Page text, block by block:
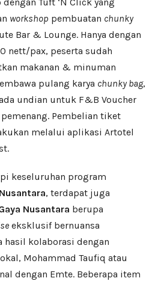
Tuft ‘N Click yang
workshop pembuatan chunky
Bar & Lounge. Hanya dengan
nett/pax, peserta sudah
makanan & minuman
pulang karya chunky bag,
undian untuk F&B Voucher
Pembelian tiket
melalui aplikasi Artotel
keseluruhan program
, terdapat juga
Nusantara berupa
eksklusif bernuansa
hasil kolaborasi dengan
Mohammad Taufiq atau
dengan Emte. Beberapa item